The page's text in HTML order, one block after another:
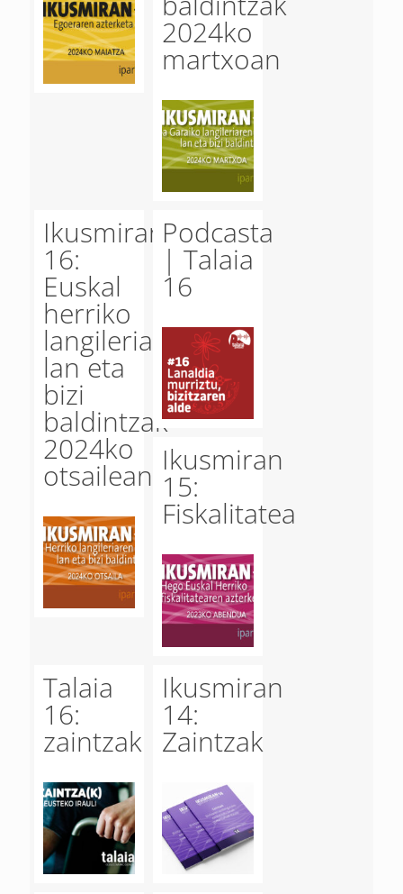
2024ko
martxoan
Ikusmiran
16:
Euskal
herriko
langileriaren
lan eta
bizi
baldintzak
2024ko
otsailean
Podcasta
| Talaia
16
Ikusmiran
15:
Fiskalitatea
Talaia
16:
zaintzak
Ikusmiran
14:
Zaintzak